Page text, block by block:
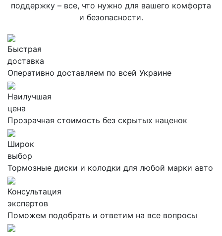
поддержку – все, что нужно для вашего комфорта
и безопасности.
Быстрая
доставка
Оперативно доставляем по всей Украине
Наилучшая
цена
Прозрачная стоимость без скрытых наценок
Широк
выбор
Тормозные диски и колодки для любой марки авто
Консультация
экспертов
Поможем подобрать и ответим на все вопросы